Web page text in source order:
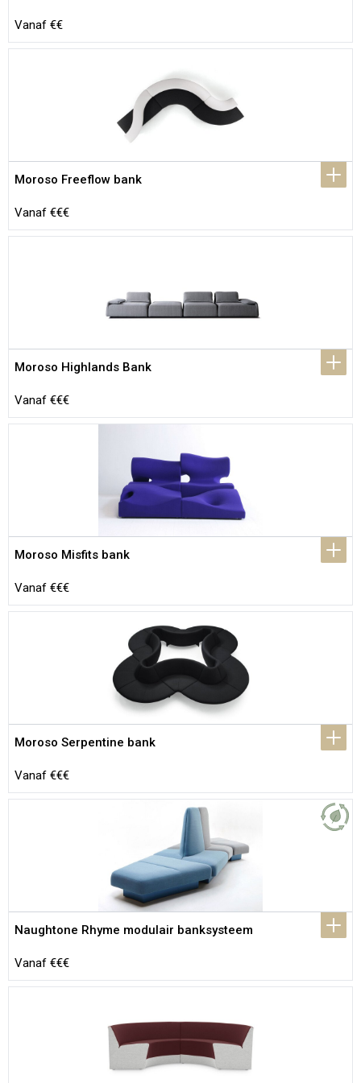
Vanaf €€
Moroso Freeflow bank
Vanaf €€€
Moroso Highlands Bank
Vanaf €€€
Moroso Misfits bank
Vanaf €€€
Moroso Serpentine bank
Vanaf €€€
Naughtone Rhyme modulair banksysteem
Vanaf €€€